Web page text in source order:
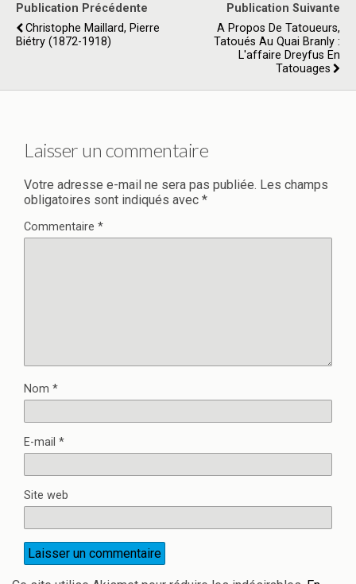
Publication Précédente
Christophe Maillard, Pierre
Biétry (1872-1918)
Publication Suivante
A Propos De Tatoueurs,
Tatoués Au Quai Branly :
L'affaire Dreyfus En
Tatouages
Laisser un commentaire
Votre adresse e-mail ne sera pas publiée. Les champs
obligatoires sont indiqués avec *
Commentaire *
Nom *
E-mail *
Site web